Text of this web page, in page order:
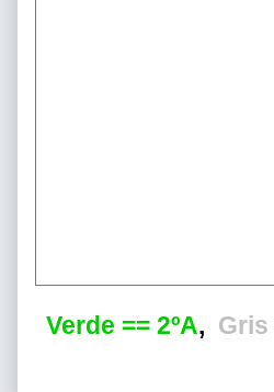
Verde == 2ºA, Gris